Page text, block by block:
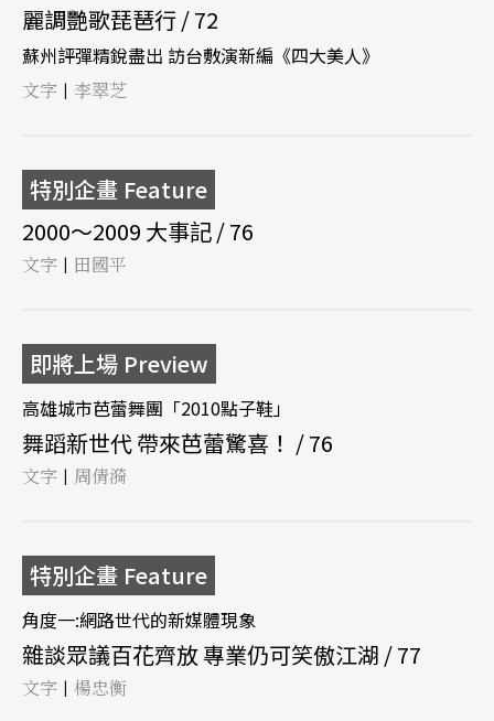
麗調艷歌琵琶行 / 72
蘇州評彈精銳盡出 訪台敷演新編《四大美人》
文字 | 李翠芝
特別企畫 Feature
2000～2009 大事記 / 76
文字 | 田國平
即將上場 Preview
高雄城市芭蕾舞團「2010點子鞋」
舞蹈新世代 帶來芭蕾驚喜！ / 76
文字 | 周倩漪
特別企畫 Feature
角度一:網路世代的新媒體現象
雜談眾議百花齊放 專業仍可笑傲江湖 / 77
文字 | 楊忠衡